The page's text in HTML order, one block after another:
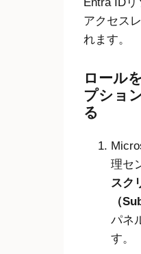
アクセス
れます。
ロール
プショ
る
理セ
スク
（
パネ
す。